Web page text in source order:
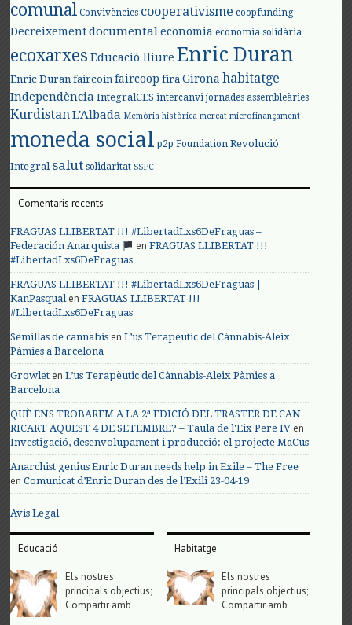
comunal Convivències cooperativisme coopfunding
Decreixement documental economia economia solidària
ecoxarxes Educació lliure Enric Duran
Enric Duran faircoin faircoop fira Girona habitatge
Independència IntegralCES intercanvi jornades assembleàries
KurdistanL'Albada Memòria històrica mercat microfinançament
moneda social p2p Foundation Revolució
Integral salut solidaritat SSPC
Comentaris recents
FRAGUAS LLIBERTAT !!! #LibertadLxs6DeFraguas –
Federación Anarquista
enFRAGUAS LLIBERTAT !!!
#LibertadLxs6DeFraguas
FRAGUAS LLIBERTAT !!! #LibertadLxs6DeFraguas |
KanPasqualenFRAGUAS LLIBERTAT !!!
#LibertadLxs6DeFraguas
Semillas de cannabis enL’us Terapèutic del Cànnabis-Aleix
Pàmies a Barcelona
Growlet enL’us Terapèutic del Cànnabis-Aleix Pàmies a
Barcelona
QUÈ ENS TROBAREM A LA 2ª EDICIÓ DEL TRASTER DE CAN
RICART AQUEST 4 DE SETEMBRE? – Taula de l'Eix Pere IV en
Investigació, desenvolupament i producció: el projecte MaCus
Anarchist genius Enric Duran needs help in Exile – The Free
enComunicat d’Enric Duran des de l’Exili 23-04-19
Avis Legal
Educació
Els nostres
principals objectius;
Compartir amb
Habitatge
Els nostres
principals objectius;
Compartir amb